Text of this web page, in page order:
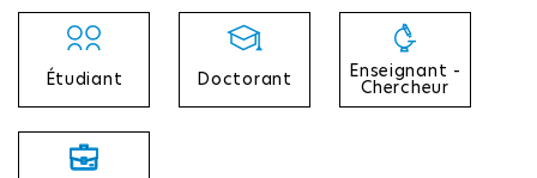
Étudiant Doctorant Enseignant -
Chercheur